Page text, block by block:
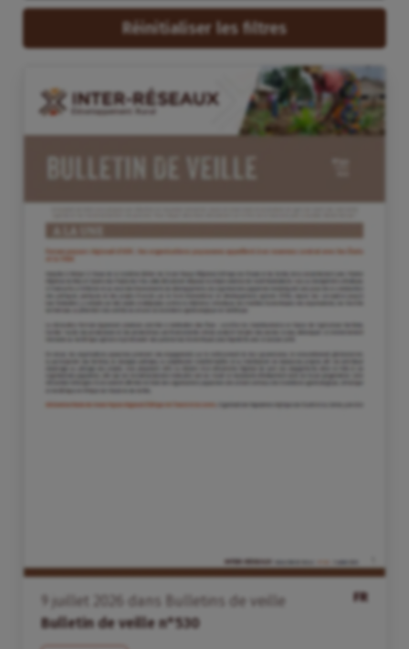
Réinitialiser les filtres
FR
juillet dans
Bulletins de veille
Bulletin de veille n°530